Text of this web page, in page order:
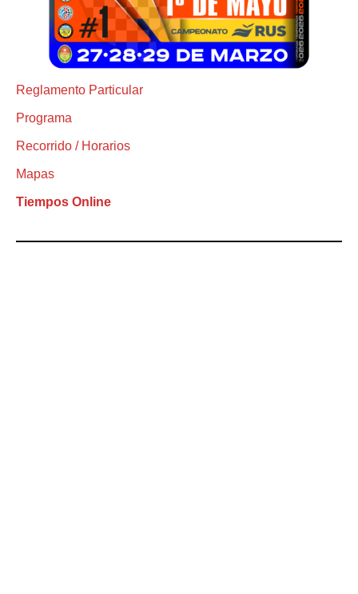
Reglamento Particular
Programa
Recorrido / Horarios
Mapas
Tiempos Online